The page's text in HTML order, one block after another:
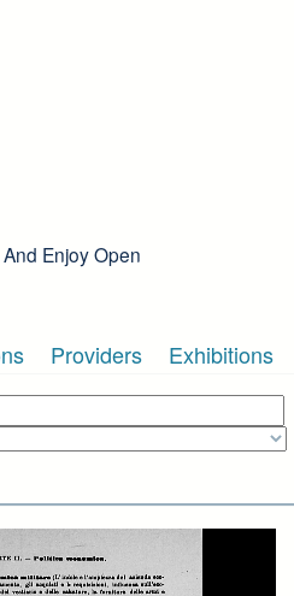
Enjoy Open
Providers Exhibitions